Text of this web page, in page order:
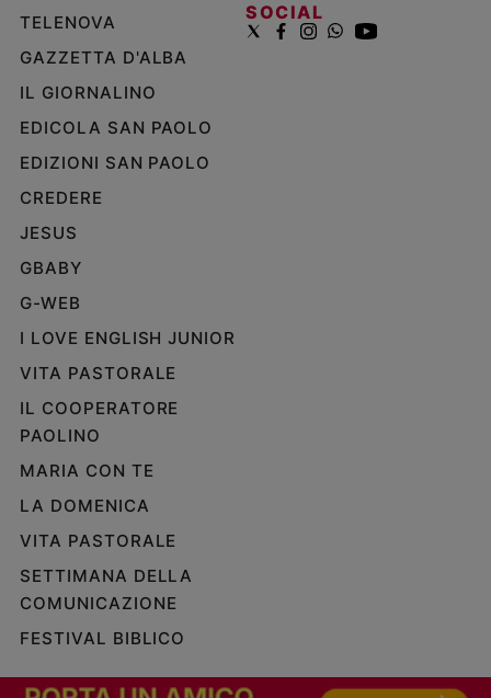
TELENOVA
GAZZETTA D'ALBA
IL GIORNALINO
EDICOLA SAN PAOLO
EDIZIONI SAN PAOLO
CREDERE
JESUS
GBABY
G-WEB
I LOVE ENGLISH JUNIOR
VITA PASTORALE
IL COOPERATORE
PAOLINO
MARIA CON TE
LA DOMENICA
VITA PASTORALE
SETTIMANA DELLA
COMUNICAZIONE
FESTIVAL BIBLICO
SOCIAL